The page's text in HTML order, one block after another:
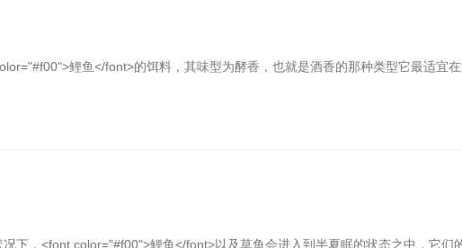
鲤鱼</font>的饵料，其味型为酵香，也就是酒香的那种类型它最适宜
下，<font color="#f00">鲤鱼</font>以及草鱼会进入到半夏眠的状态之中，它们